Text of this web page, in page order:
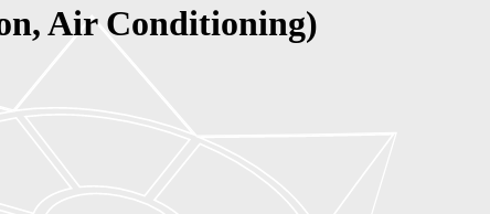
Air Conditioning)